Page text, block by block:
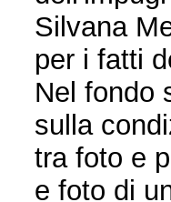
Silvana
per i fatti
Nel fondo
sulla
tra foto e
e foto di